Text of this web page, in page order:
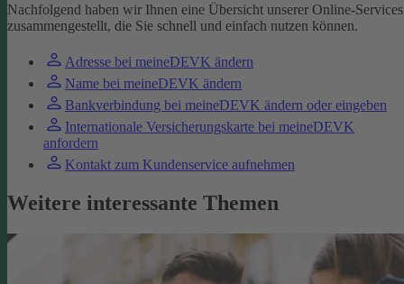
Nachfolgend haben wir Ihnen eine Übersicht unserer Online-Services
zusammengestellt, die Sie schnell und einfach nutzen können.
Adresse bei meineDEVK ändern
Name bei meineDEVK ändern
Bankverbindung bei meineDEVK ändern oder eingeben
Internationale Versicherungskarte bei meineDEVK
anfordern
Kontakt zum Kundenservice aufnehmen
Weitere interessante Themen